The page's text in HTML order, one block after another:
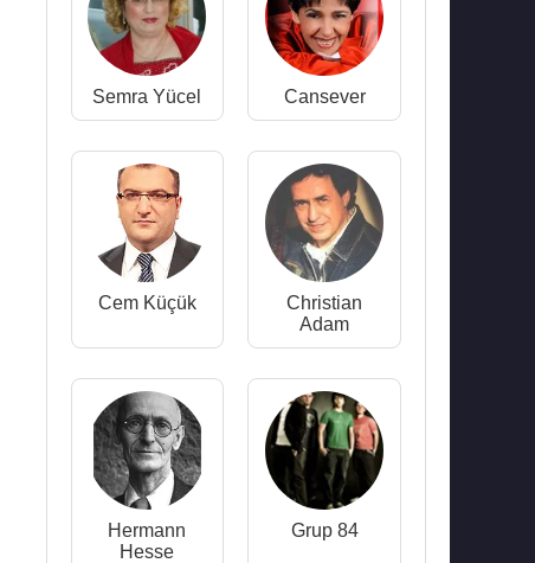
Semra Yücel Cansever
Cem Küçük
Christian
Adam
Hermann
Hesse
Grup 84